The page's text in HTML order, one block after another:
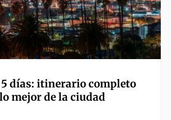
5 días: itinerario completo
mejor de la ciudad